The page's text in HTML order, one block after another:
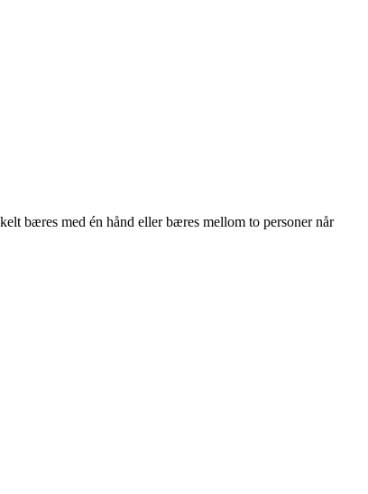
bæres med én hånd eller bæres mellom to personer når